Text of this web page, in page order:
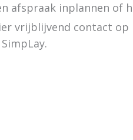
afspraak inplannen of
vrijblijvend contact op